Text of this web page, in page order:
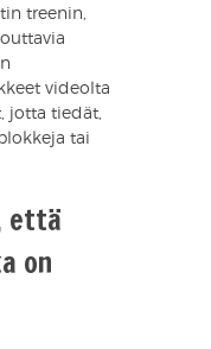
treenin,
videolta
jotta tiedät,
tai
että
on